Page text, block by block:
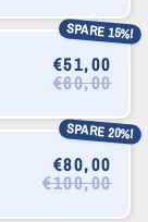
SPARE 15%!
€51,00
€60,00
SPARE 20%!
€80,00
€100,00